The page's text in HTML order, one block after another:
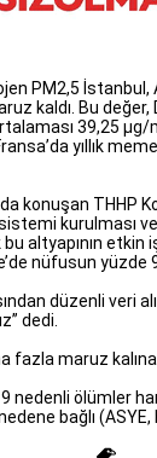
PM2,5
kaldı. Bu
39,25 μg/
yıllık
konuşan
altyapının
nüfusun yüzde
düzenli veri
dedi.
fazla maruz
nedenli ölümler
bağlı